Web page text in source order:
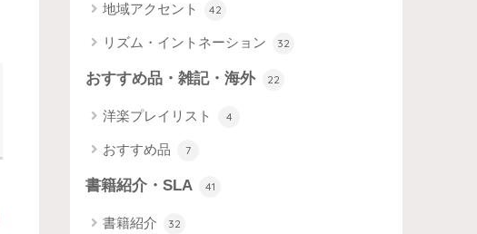
地域アクセント 42
リズム・イントネーション 32
おすすめ品・雑記・海外 22
洋楽プレイリスト 4
おすすめ品 7
書籍紹介・SLA 41
書籍紹介 32